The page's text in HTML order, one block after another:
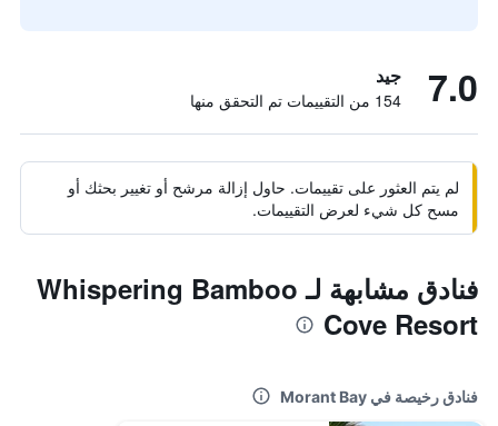
7.0 جيد
154 من التقييمات تم التحقق منها
لم يتم العثور على تقييمات. حاول إزالة مرشح أو تغيير بحثك أو
مسح كل شيء لعرض التقييمات.
فنادق مشابهة لـ Whispering Bamboo
Cove Resort
فنادق رخيصة في Morant Bay